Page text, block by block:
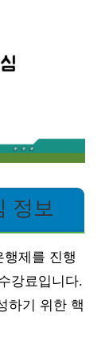
정보
제를 진행
강료입니다.
하기 위한 핵